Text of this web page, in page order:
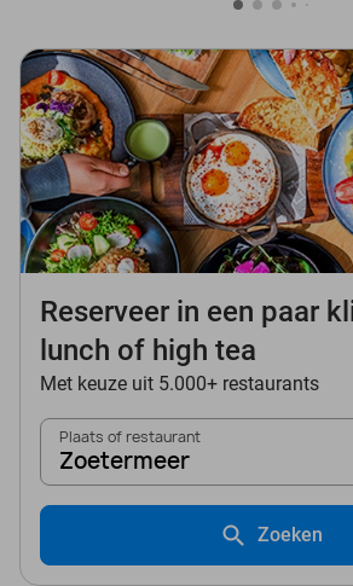
Reserveer in een paar
lunch of high tea
Met keuze uit 5.000+ restaurants
Plaats of restaurant
Zoetermeer
Zoeken